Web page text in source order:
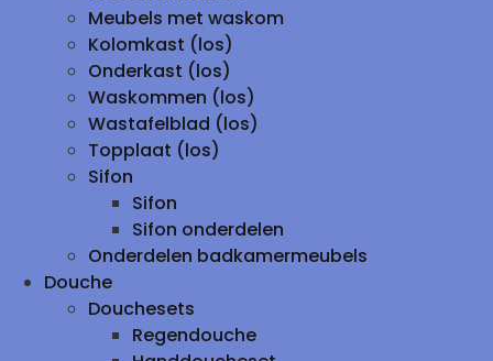
Meubels met waskom
Kolomkast (los)
Onderkast (los)
Waskommen (los)
Wastafelblad (los)
Topplaat (los)
Sifon
Sifon
Sifon onderdelen
Onderdelen badkamermeubels
Douche
Douchesets
Regendouche